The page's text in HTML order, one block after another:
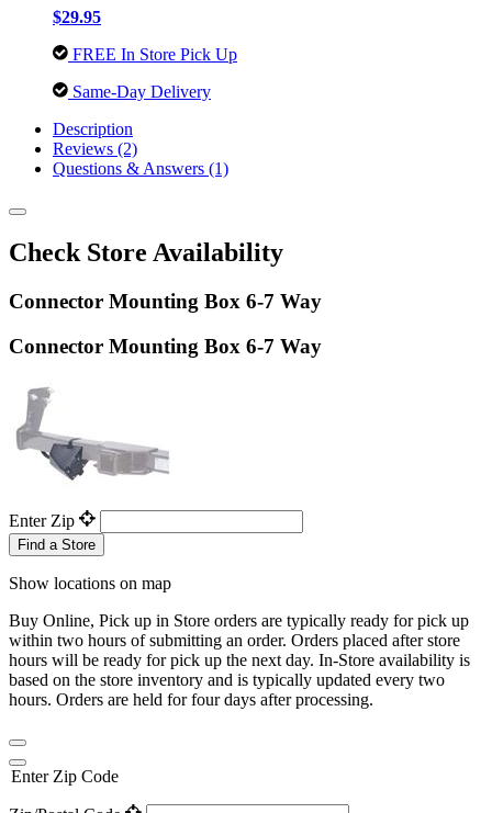
$29.95
FREE In Store Pick Up
Same-Day Delivery
Description
Reviews (2)
Questions & Answers (1)
Check Store Availability
Connector Mounting Box 6-7 Way
Connector Mounting Box 6-7 Way
Enter Zip
Find a Store
Show locations on map
Buy Online, Pick up in Store orders are typically ready for pick up
within two hours of submitting an order. Orders placed after store
hours will be ready for pick up the next day. In-Store availability is
based on the store inventory and is typically updated every two
hours. Orders are held for four days after processing.
Enter Zip Code